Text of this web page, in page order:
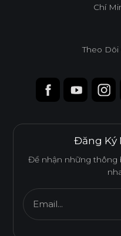
Chí
Theo Dõi
Đăng Ký
Để nhận những thông
Email...